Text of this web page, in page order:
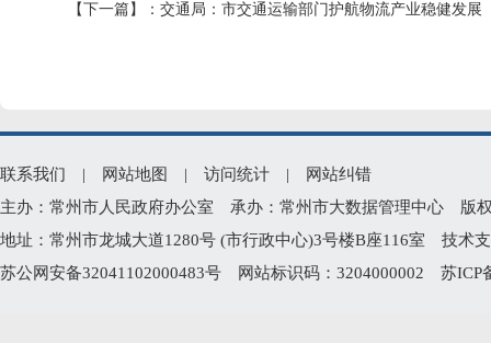
【下一篇】： 交通局：市交通运输部门护航物流产业稳健发展
联系我们 | 网站地图 | 访问统计 |
网站纠错
主办：常州市人民政府办公室 承办：常州市大数据管理中心 版
地址：常州市龙城大道1280号 (市行政中心)3号楼B座116室 技术
苏公网安备32041102000483号 网站标识码：3204000002 苏ICP